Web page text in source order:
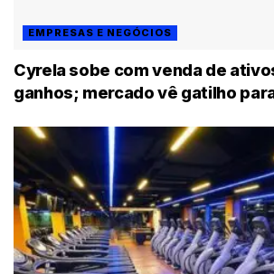
EMPRESAS E NEGÓCIOS
Cyrela sobe com venda de
ganhos; mercado vê gatilho